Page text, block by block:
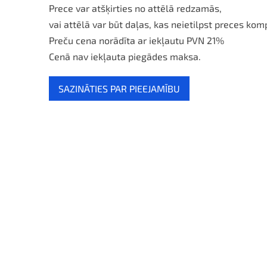
Prece var atšķirties no attēlā redzamās,
vai attēlā var būt daļas, kas neietilpst preces
Preču cena norādīta ar iekļautu PVN 21%
Cenā nav iekļauta piegādes maksa.
SAZINĀTIES PAR PIEEJAMĪBU